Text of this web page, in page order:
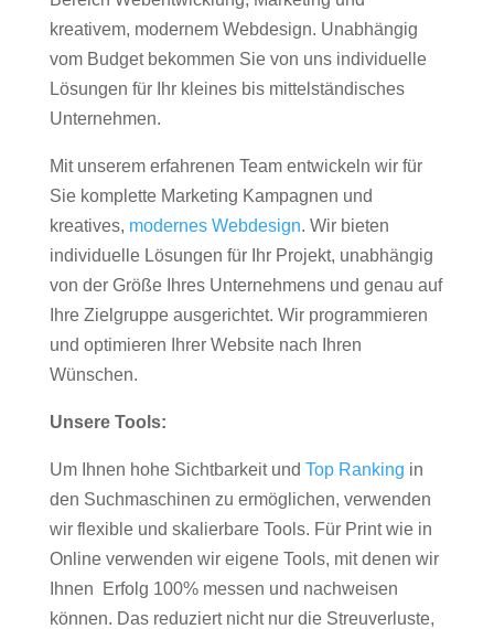
kreativem, modernem Webdesign. Unabhängig
vom Budget bekommen Sie von uns individuelle
Lösungen für Ihr kleines bis mittelständisches
Unternehmen.
Mit unserem erfahrenen Team entwickeln wir für
Sie komplette Marketing Kampagnen und
kreatives, modernes Webdesign. Wir bieten
individuelle Lösungen für Ihr Projekt, unabhängig
von der Größe Ihres Unternehmens und genau auf
Ihre Zielgruppe ausgerichtet. Wir programmieren
und optimieren Ihrer Website nach Ihren
Wünschen.
Unsere Tools:
Um Ihnen hohe Sichtbarkeit und Top Ranking in
den Suchmaschinen zu ermöglichen, verwenden
wir flexible und skalierbare Tools. Für Print wie in
Online verwenden wir eigene Tools, mit denen wir
Ihnen Erfolg 100% messen und nachweisen
können. Das reduziert nicht nur die Streuverluste,